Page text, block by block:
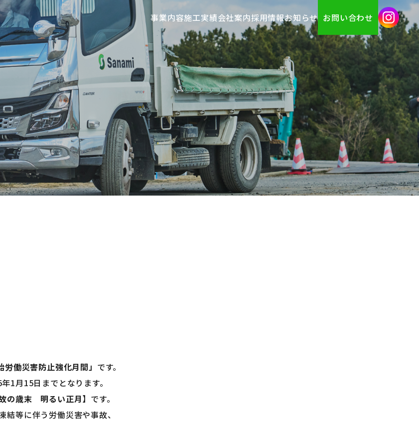
事業内容施工実績会社案内採用情報お知らせ お問い合わせ
労働災害防止強化月間」 です。
1月15日までとなります。
故の歳末 明るい正月】 です。
結等に伴う労働災害や事故、